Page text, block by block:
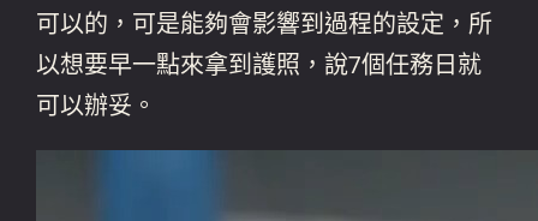
可以的，可是能夠會影響到過程的設定，所
以想要早一點來拿到護照，說7個任務日就
可以辦妥。